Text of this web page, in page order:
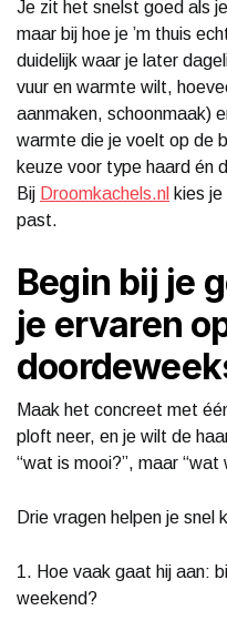
Je zit het snelst goed als
maar bij hoe je ’m thuis
duidelijk waar je later
vuur en warmte wilt,
aanmaken, schoonmaak)
warmte die je voelt op de
keuze voor type haard én
Bij Droomkachels.nl kies
past.
Begin bij je
je ervaren
Maak het concreet met
ploft neer, en je wilt de
“wat is mooi?”, maar “wat
Drie vragen helpen je snel
1. Hoe vaak gaat hij aan:
weekend?